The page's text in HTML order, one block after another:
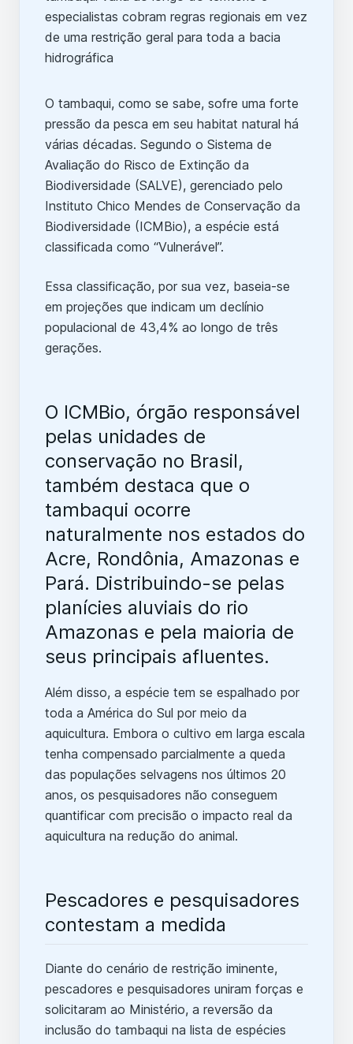
O tambaqui, como se sabe, sofre uma forte
pressão da pesca em seu habitat natural há
várias décadas. Segundo o Sistema de
Avaliação do Risco de Extinção da
Biodiversidade (SALVE), gerenciado pelo
Instituto Chico Mendes de Conservação da
Biodiversidade (ICMBio), a espécie está
classificada como “Vulnerável”.
Essa classificação, por sua vez, baseia-se
em projeções que indicam um declínio
populacional de 43,4% ao longo de três
gerações.
O ICMBio, órgão responsável
pelas unidades de
conservação no Brasil,
também destaca que o
tambaqui ocorre
naturalmente nos estados do
Acre, Rondônia, Amazonas e
Pará. Distribuindo-se pelas
planícies aluviais do rio
Amazonas e pela maioria de
seus principais afluentes.
Além disso, a espécie tem se espalhado por
toda a América do Sul por meio da
aquicultura. Embora o cultivo em larga escala
tenha compensado parcialmente a queda
das populações selvagens nos últimos 20
anos, os pesquisadores não conseguem
quantificar com precisão o impacto real da
aquicultura na redução do animal.
Pescadores e pesquisadores
contestam a medida
Diante do cenário de restrição iminente,
pescadores e pesquisadores uniram forças e
solicitaram ao Ministério, a reversão da
inclusão do tambaqui na lista de espécies